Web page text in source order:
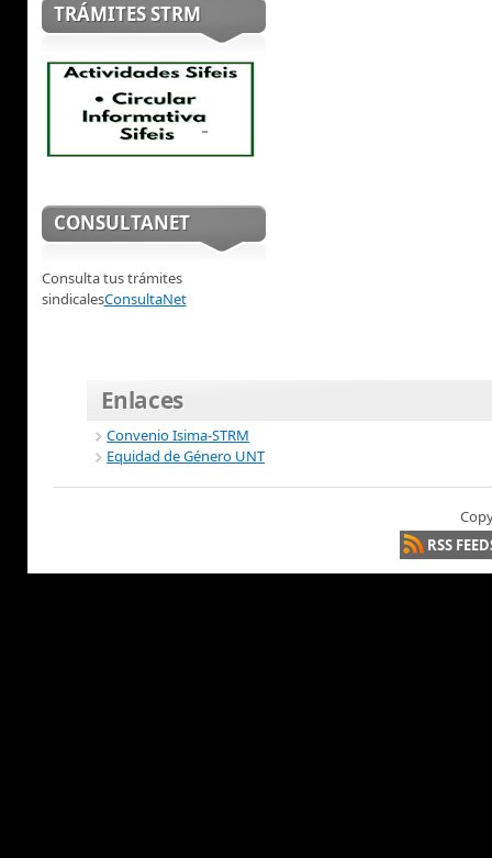
TRÁMITES STRM
CONSULTANET
Consulta tus trámites
sindicalesConsultaNet
Enlaces
Convenio Isima-STRM
Equidad de Género UNT
RSS